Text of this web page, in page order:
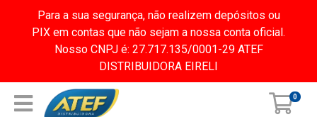
Para a sua segurança, não realizem depósitos ou
PIX em contas que não sejam a nossa conta oficial.
Nosso CNPJ é: 27.717.135/0001-29 ATEF
DISTRIBUIDORA EIRELI
0